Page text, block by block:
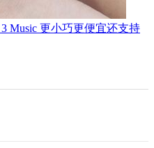
Music 更小巧更便宜还支持